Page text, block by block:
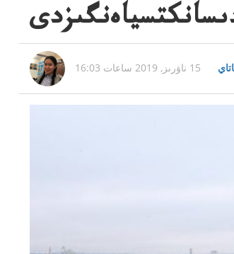
15 ناۋرىز, 2019 ساعات 16:03